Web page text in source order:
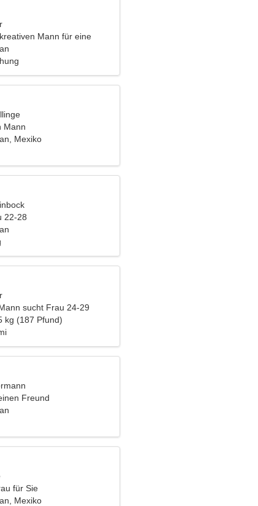
Mann für eine
Mann
Mexiko
22-28
sucht Frau 24-29
kg (187 Pfund)
Freund
für Sie
Mexiko